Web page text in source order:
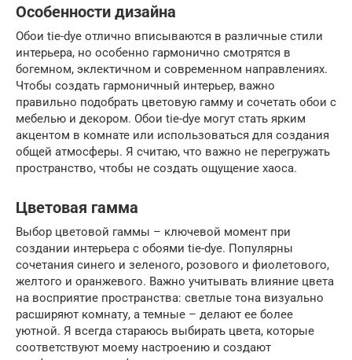
Особенности дизайна
Обои tie-dye отлично вписываются в различные стили
интерьера, но особенно гармонично смотрятся в
богемном, эклектичном и современном направлениях.
Чтобы создать гармоничный интерьер, важно
правильно подобрать цветовую гамму и сочетать обои с
мебелью и декором. Обои tie-dye могут стать ярким
акцентом в комнате или использоваться для создания
общей атмосферы. Я считаю, что важно не перегружать
пространство, чтобы не создать ощущение хаоса.
Цветовая гамма
Выбор цветовой гаммы – ключевой момент при
создании интерьера с обоями tie-dye. Популярны
сочетания синего и зеленого, розового и фиолетового,
желтого и оранжевого. Важно учитывать влияние цвета
на восприятие пространства: светлые тона визуально
расширяют комнату, а темные – делают ее более
уютной. Я всегда стараюсь выбирать цвета, которые
соответствуют моему настроению и создают